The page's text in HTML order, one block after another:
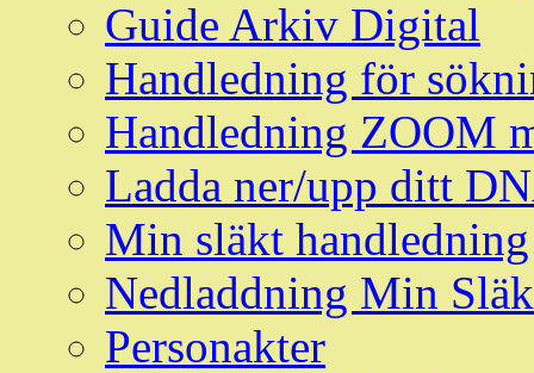
Guide Arkiv Digital
Handledning för
Handledning ZOOM
Ladda ner/upp ditt
Min släkt handledning
Nedladdning Min
Personakter